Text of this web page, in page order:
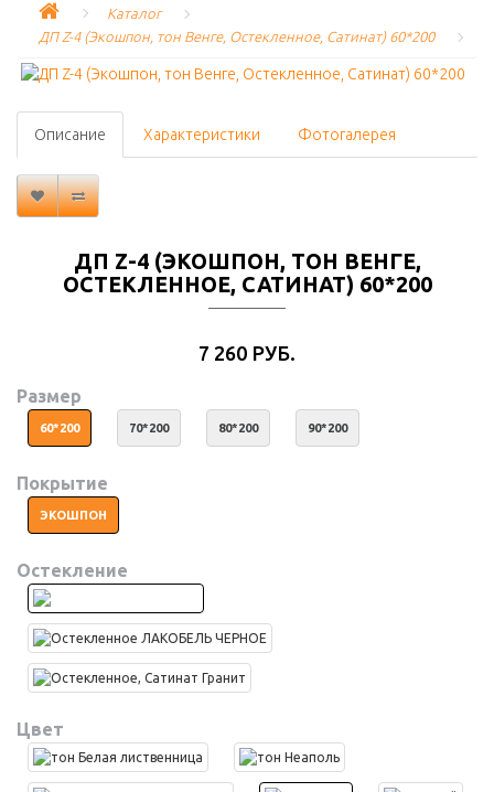
Каталог
ДП Z-4 (Экошпон, тон Венге, Остекленное, Сатинат) 60*200
Описание Характеристики Фотогалерея
ДП Z-4 (ЭКОШПОН, ТОН ВЕНГЕ,
ОСТЕКЛЕННОЕ, САТИНАТ) 60*200
7 260 РУБ.
Размер
60*200 70*200 80*200 90*200
Покрытие
ЭКОШПОН
Остекление
Цвет